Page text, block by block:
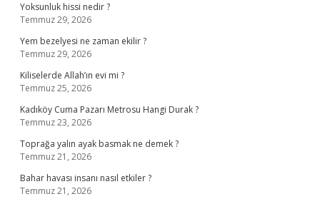
Yoksunluk hissi nedir ?
Temmuz 29, 2026
Yem bezelyesi ne zaman ekilir ?
Temmuz 29, 2026
Kiliselerde Allah’ın evi mi ?
Temmuz 25, 2026
Kadıköy Cuma Pazarı Metrosu Hangi Durak ?
Temmuz 23, 2026
Toprağa yalın ayak basmak ne demek ?
Temmuz 21, 2026
Bahar havası insanı nasıl etkiler ?
Temmuz 21, 2026